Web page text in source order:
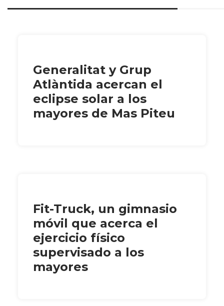
Generalitat y Grup
Atlàntida acercan el
eclipse solar a los
mayores de Mas Piteu
Fit-Truck, un gimnasio
móvil que acerca el
ejercicio físico
supervisado a los
mayores